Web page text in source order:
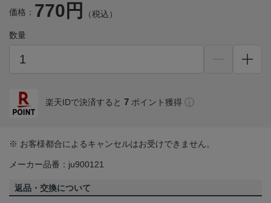
価格： 770円 （税込）
数量
楽天IDで決済すると 7 ポイント獲得
※ お客様都合によるキャンセルはお受けできません。
メーカー品番：ju900121
返品・交換について